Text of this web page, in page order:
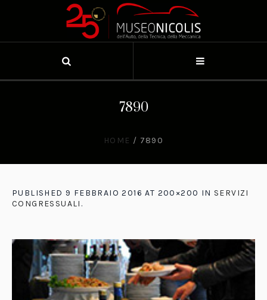
7890
HOME / 7890
PUBLISHED 9 FEBBRAIO 2016 AT 200×200 IN SERVIZI
CONGRESSUALI .